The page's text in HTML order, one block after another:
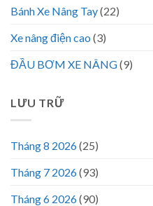
Bánh Xe Nâng Tay(22)
Xe nâng điện cao (3)
ĐẦU BƠM XE NÂNG(9)
LƯU TRỮ
Tháng 8 2026(25)
Tháng 7 2026(93)
Tháng 6 2026(90)